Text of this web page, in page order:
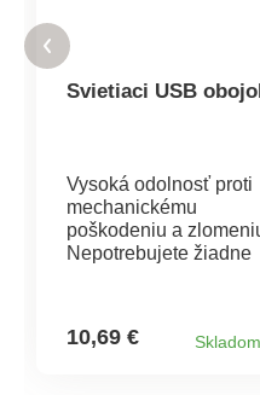
Svietiaci USB
Vysoká odolnosť proti
mechanickému
poškodeniu a
Nepotrebujete žiadne
portu. Viditeľnosť až
10,69 €